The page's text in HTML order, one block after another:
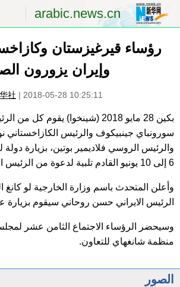
arabic.news.cn
الصفحة الأولى
العالم
الثقافة والتعليم
السياحة والبيئة
رؤساء قيرغيزستان
وإيران يزورون
社 | 2018-05-28 10:25:11
بكين 28 مايو 2018 (شينخوا) يقوم كل
سورونباي جينبيكوف والرئيس الكازاخستاني
والرئيس الروسي فلاديمير بوتين، بزيارة
6 إلى 10 يونيو القادم تلبية لدعوة من الرئيس الصينى شي جين بينغ.
وأعلن المتحدث باسم وزارة الخارجية لو كانغ
الرئيس الايراني حسن روحاني سيقوم
وسيحضر الرؤساء الاجتماع الثامن عشر
منظمة شانغهاي للتعاون.
الصور